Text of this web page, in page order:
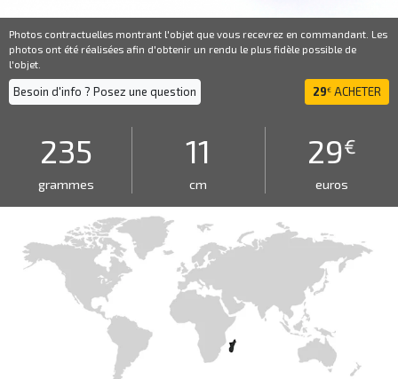
Photos contractuelles montrant l'objet que vous recevrez en commandant. Les
photos ont été réalisées afin d'obtenir un rendu le plus fidèle possible de
l'objet.
Besoin d'info ? Posez une question 29€ ACHETER
235
grammes
11
cm
29€
euros